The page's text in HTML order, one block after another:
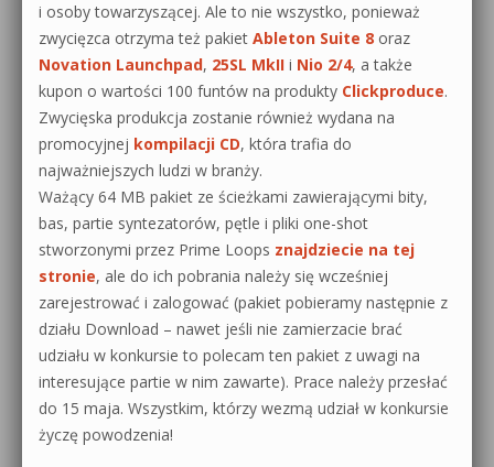
i osoby towarzyszącej. Ale to nie wszystko, ponieważ
zwycięzca otrzyma też pakiet Ableton Suite 8 oraz
Novation Launchpad, 25SL MkII i Nio 2/4, a także
kupon o wartości 100 funtów na produkty Clickproduce.
Zwycięska produkcja zostanie również wydana na
promocyjnej kompilacji CD, która trafia do
najważniejszych ludzi w branży.
Ważący 64 MB pakiet ze ścieżkami zawierającymi bity,
bas, partie syntezatorów, pętle i pliki one-shot
stworzonymi przez Prime Loops znajdziecie na tej
stronie, ale do ich pobrania należy się wcześniej
zarejestrować i zalogować (pakiet pobieramy następnie z
działu Download – nawet jeśli nie zamierzacie brać
udziału w konkursie to polecam ten pakiet z uwagi na
interesujące partie w nim zawarte). Prace należy przesłać
do 15 maja. Wszystkim, którzy wezmą udział w konkursie
życzę powodzenia!